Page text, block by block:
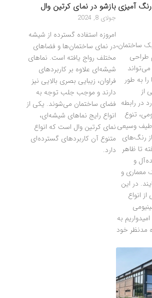
آمیزی
ساختمان،
طراحی
به طور
از
در رابطه
تنوع
طیف وسیعی
رنگ‌های
تا ظاهر
و
معماری و
در این
انواع
به
مدنظر خود
بازشو در نمای کرتین وال
جولای 8, 2024
امروزه استفاده گسترده از شیشه
در نمای ساختمان‌ها و فضاهای
مختلف رواج یافته است. نماهای
شیشه‌ای علاوه بر کاربردهای
فراوان، زیبایی بصری بالایی نیز
دارند و موجب جلب توجه به
فضای ساختمان می‌شوند. یکی از
انواع رایج نماهای شیشه‌ای،
نمای کرتین وال است که انواع
متنوع آن کاربردهای گسترده‌ای
دارد.